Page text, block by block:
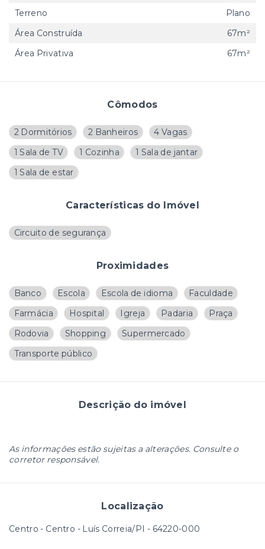
Cômodos
2 Dormitórios 2 Banheiros
4 Vagas
1 Sala de TV
1 Cozinha
1 Sala de jantar
1 Sala de estar
Características do Imóvel
Circuito de segurança
Proximidades
Banco Escola Escola de idioma
Faculdade
Farmácia
Hospital Igreja Padaria
Praça
Rodovia
Shopping
Supermercado
Transporte público
Descrição do imóvel
As informações estão sujeitas a alterações. Consulte o
corretor responsável.
Localização
Centro - Centro - Luís Correia/PI - 64220-000
Terreno
Plano
Área Construída
67m²
Área Privativa
67m²